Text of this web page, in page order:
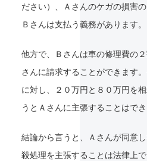
ださい）、Ａさんのケガの損害
Ｂさんは支払う義務があります。
他方で、Ｂさんは車の修理費の
さんに請求することができます
に対し、２０万円と８０万円を
うとＡさんに主張することはでき
結論から言うと、Ａさんが同意
殺処理を主張することは法律上